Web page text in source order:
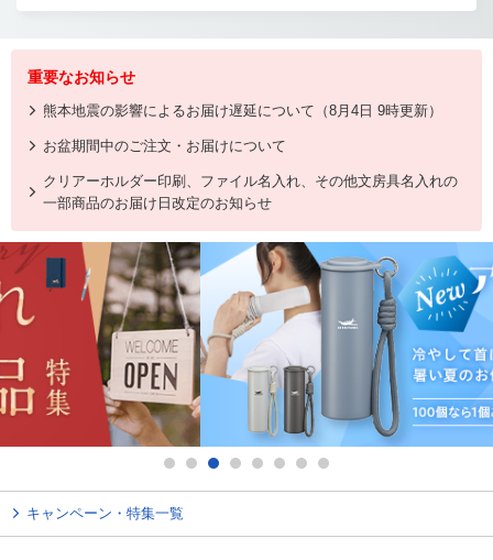
重要なお知らせ
熊本地震の影響によるお届け遅延について（8月4日 9時更新）
お盆期間中のご注文・お届けについて
クリアーホルダー印刷、ファイル名入れ、その他文房具名入れの
一部商品のお届け日改定のお知らせ
キャンペーン・特集一覧